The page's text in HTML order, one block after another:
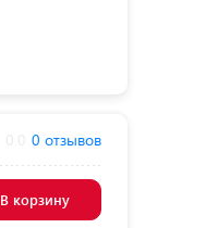
0 отзывов
В корзину